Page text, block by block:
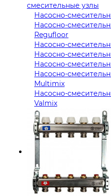
смесительные узлы
Насосно-
Насосно-
Regufloor
Насосно-
Насосно-
Насосно-
Насосно-
Multimix
Насосно-
Valmix